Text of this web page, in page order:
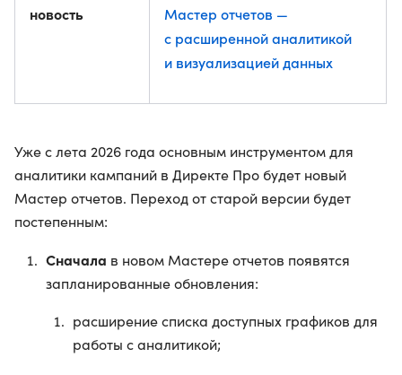
новость
Мастер отчетов —
с расширенной аналитикой
и визуализацией данных
Уже с лета 2026 года основным инструментом для
аналитики кампаний в Директе Про будет новый
Мастер отчетов. Переход от старой версии будет
постепенным:
Сначала в новом Мастере отчетов появятся
запланированные обновления:
расширение списка доступных графиков для
работы с аналитикой;